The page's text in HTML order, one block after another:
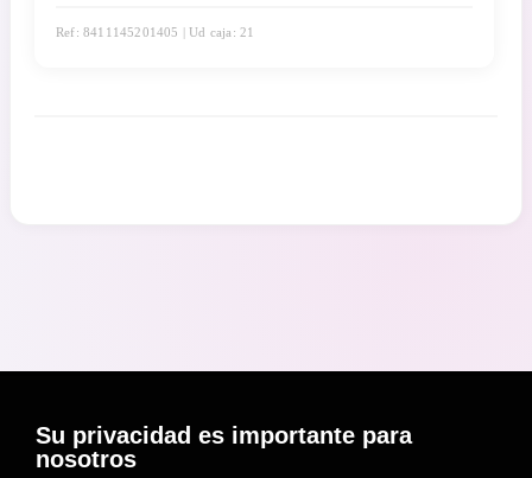
Ref: 8411145201405 | Ud caja: 21
Su privacidad es importante para
nosotros